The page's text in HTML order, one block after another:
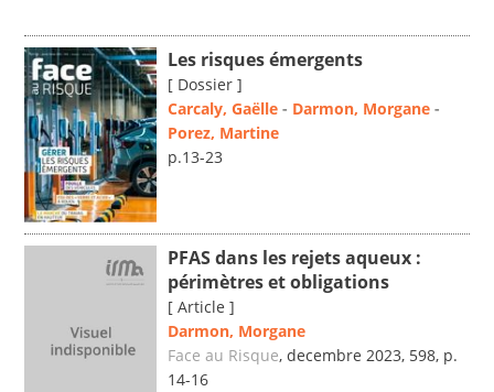
Les risques émergents
[ Dossier ]
Carcaly, Gaëlle - Darmon, Morgane -
Porez, Martine
p.13-23
PFAS dans les rejets aqueux :
périmètres et obligations
[ Article ]
Darmon, Morgane
Face au Risque, decembre 2023, 598, p.
14-16